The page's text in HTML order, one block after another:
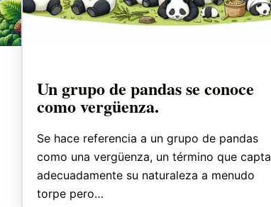
Un grupo de pandas se conoce
como vergüenza.
Se hace referencia a un grupo de pandas
como una vergüenza, un término que capta
adecuadamente su naturaleza a menudo
torpe pero…